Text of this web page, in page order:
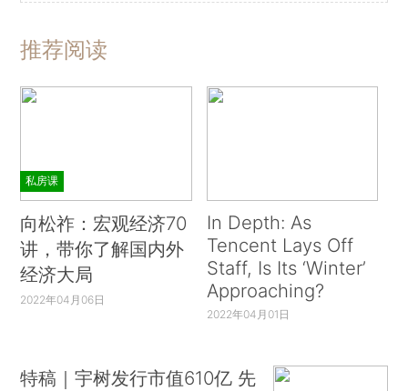
推荐阅读
私房课
向松祚：宏观经济70
讲，带你了解国内外
经济大局
2022年04月06日
In Depth: As
Tencent Lays Off
Staff, Is Its ‘Winter’
Approaching?
2022年04月01日
特稿｜宇树发行市值610亿 先